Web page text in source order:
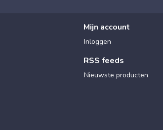
Mijn account
Inloggen
RSS feeds
Nieuwste producten